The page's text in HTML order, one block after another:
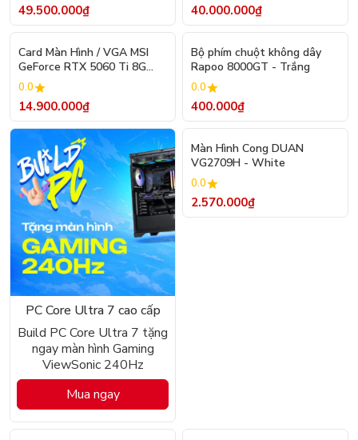
49.500.000₫ 40.000.000₫
Card Màn Hình / VGA MSI
GeForce RTX 5060 Ti 8G
SHADOW 2X OC PLUS
0.0
14.900.000₫
Bộ phím chuột không dây
Rapoo 8000GT - Trắng
0.0
400.000₫
PC Core Ultra 7 cao cấp
Build PC Core Ultra 7 tặng
ngay màn hình Gaming
ViewSonic 240Hz
Mua ngay
Màn Hình Cong DUAN
VG2709H - White
0.0
2.570.000₫